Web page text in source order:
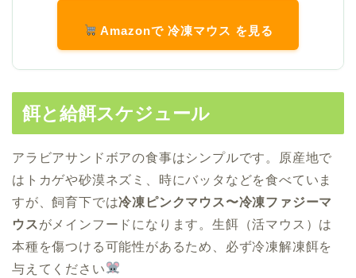
Amazonで 冷凍マウス を見る
餌と給餌スケジュール
アラビアサンドボアの食事はシンプルです。原産地で
はトカゲや砂漠ネズミ、時にバッタなどを食べていま
すが、飼育下では冷凍ピンクマウス〜冷凍ファジーマ
ウスがメインフードになります。生餌（活マウス）は
本種を傷つける可能性があるため、必ず冷凍解凍餌を
与えてください